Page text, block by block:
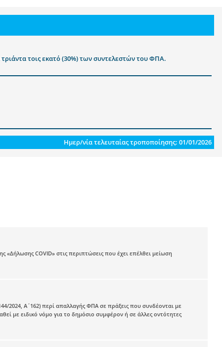
τοις εκατό (30%) των συντελεστών του ΦΠΑ.
Ημερ/νία τελευταίας τροποποίησης: 01/01/2026
COVID» στις περιπτώσεις που έχει επέλθει μείωση
2024, Α΄162) περί απαλλαγής ΦΠΑ σε πράξεις που συνδέονται με
με ειδικό νόμο για το δημόσιο συμφέρον ή σε άλλες οντότητες